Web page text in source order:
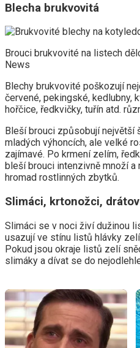
Blecha brukvovitá
Brouci brukvovité na listech
News
Blechy brukvovité poškozují
červené, pekingské, kedlubny,
hořčice, ředkvičky, tuřín atd.
Bleší brouci způsobují největší
mladých výhoncích, ale velké
zajímavé. Po krmení zelím,
bleší brouci intenzivně množí
hromad rostlinných zbytků.
Slimáci, krtonožci,
Slimáci se v noci živí dužinou
usazují ve stínu listů hlávky
Pokud jsou okraje listů zelí
slimáky a dívat se do